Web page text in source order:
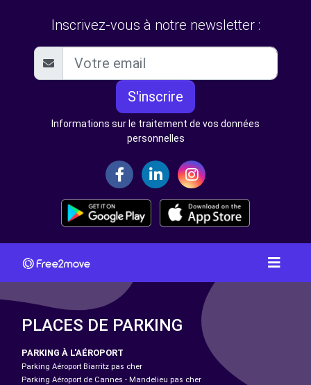
Inscrivez-vous à notre newsletter :
S'inscrire
Informations sur le traitement de vos données
personnelles
PLACES DE PARKING
PARKING À L'AÉROPORT
Parking Aéroport Biarritz pas cher
Parking Aéroport de Cannes - Mandelieu pas cher